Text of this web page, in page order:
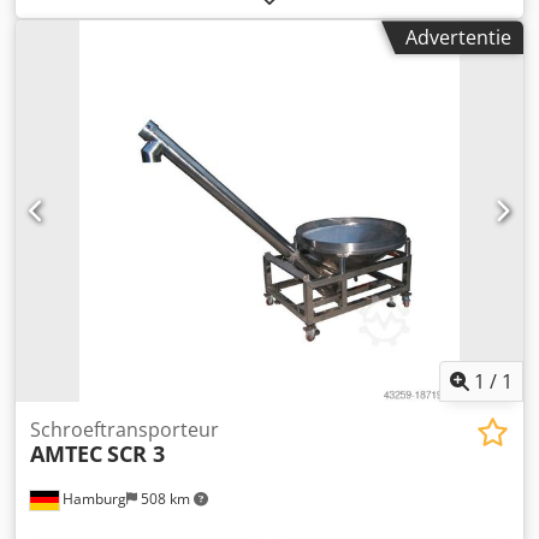
waterbestendige kunststof transportband. - Specificaties:
380V/1,1kW; 3,5 m³ productvolume/u; Gewicht: 350/450kg;
uitvoeringen voor verschillende verpakkingsgroottes en
verpakkingssnelheden. Houd er rekening mee dat onze
nieuwe prijzen vaak lager zijn dan de gebruikelijke prijzen.
Stel gerust uw vraag en vertel ons uw
verpakkingsopdracht. - Meestal zijn er 30-50 verschillende
nieuwe machines direct uit voorraad leverbaar. Bovendien
hanteren wij zeer korte levertijden van circa 3 weken voor
machines die op klantspecificatie worden vervaardigd. -
Alle machines zijn leverbaar met volledige garantie.
Advertentie
1 / 1
Hamburg 508 km
Schroeftransporteur
AMTECSCR 3